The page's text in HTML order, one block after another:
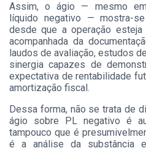
Assim, o ágio — mesmo
líquido negativo — mostra-
desde que a operação esteja
acompanhada da
laudos de avaliação, estudos
sinergia capazes de
expectativa de rentabilidade
amortização fiscal.
Dessa forma, não se trata de
ágio sobre PL negativo é
tampouco que é
é a análise da substância